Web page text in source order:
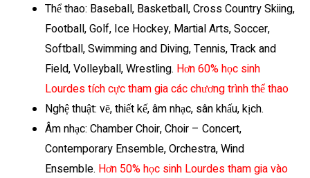
Thể thao: Baseball, Basketball, Cross Country Skiing,
Football, Golf, Ice Hockey, Martial Arts, Soccer,
Softball, Swimming and Diving, Tennis, Track and
Field, Volleyball, Wrestling. Hơn 60% học sinh
Lourdes tích cực tham gia các chương trình thể thao
Nghệ thuật: vẽ, thiết kế, âm nhạc, sân khấu, kịch.
Âm nhạc: Chamber Choir, Choir – Concert,
Contemporary Ensemble, Orchestra, Wind
Ensemble. Hơn 50% học sinh Lourdes tham gia vào